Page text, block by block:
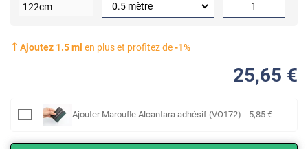
122cm
Ajoutez 1.5ml en plus et profitez de-1%
25,65 €
Ajouter Maroufle Alcantara adhésif (VO172) - 5,85 €